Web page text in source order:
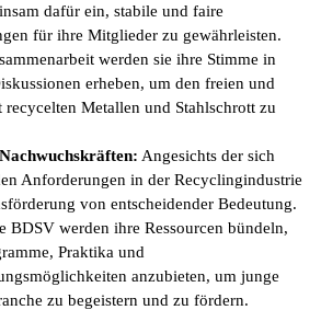
dafür ein, stabile und faire
für ihre Mitglieder zu gewährleisten.
werden sie ihre Stimme in
erheben, um den freien und
Metallen und Stahlschrott zu
Angesichts der sich
Anforderungen in der Recyclingindustrie
von entscheidender Bedeutung.
BDSV werden ihre Ressourcen bündeln,
Praktika und
anzubieten, um junge
zu begeistern und zu fördern.